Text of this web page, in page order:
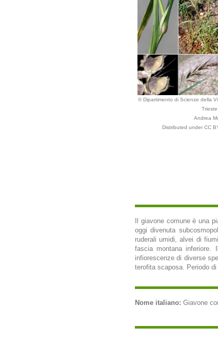
© Dipartimento di Scienze della
Trieste
Andrea
Distributed under CC
Il giavone comune è una
oggi divenuta
ruderali umidi, alvei di
fascia montana inferiore.
infiorescenze di diverse
terofita scaposa. Periodo
Nome italiano: Giavone